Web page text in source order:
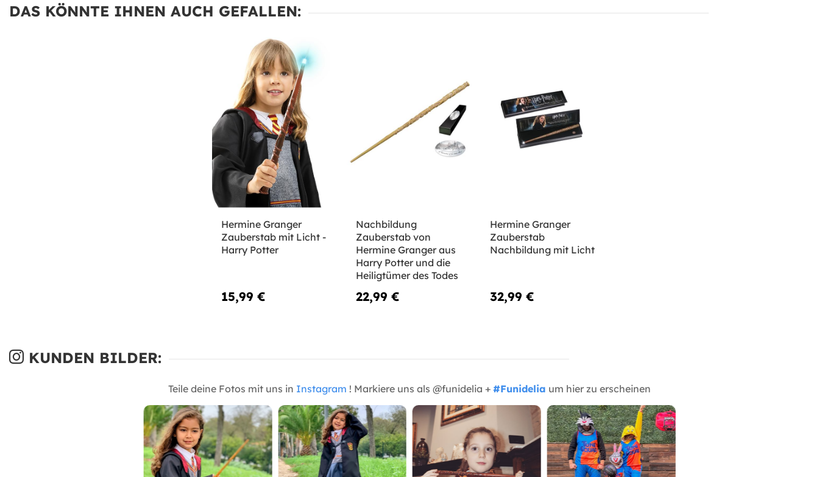
DAS KÖNNTE IHNEN AUCH GEFALLEN:
Hermine Granger
Zauberstab mit Licht -
Harry Potter
15,99 €
Nachbildung
Zauberstab von
Hermine Granger aus
Harry Potter und die
Heiligtümer des Todes
22,99 €
Hermine Granger
Zauberstab
Nachbildung mit Licht
32,99 €
KUNDEN BILDER:
Teile deine Fotos mit uns in Instagram ! Markiere uns als @funidelia + #Funidelia um hier zu erscheinen